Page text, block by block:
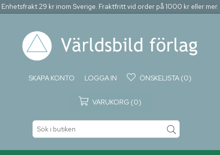
Enhetsfrakt 29 kr inom Sverige. Fraktfritt vid order på 1000 kr eller mer.
SKAPA KONTO LOGGA IN ÖNSKELISTA (0)
VARUKORG (0)